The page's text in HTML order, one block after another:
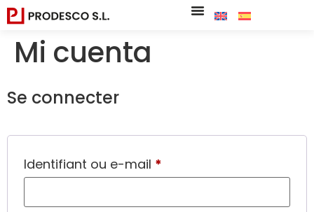
Mi cuenta
Se connecter
Identifiant ou e-mail *